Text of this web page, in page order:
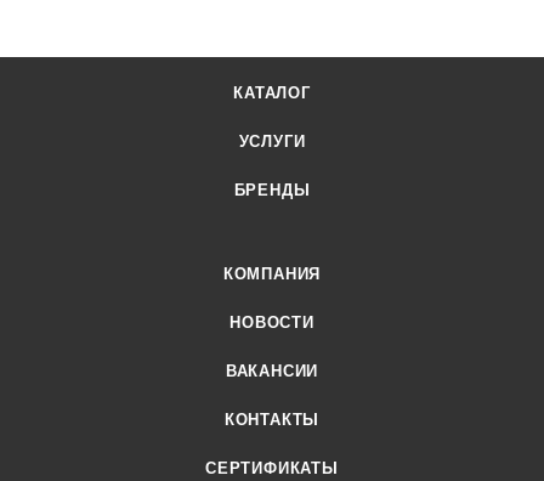
КАТАЛОГ
УСЛУГИ
БРЕНДЫ
КОМПАНИЯ
НОВОСТИ
ВАКАНСИИ
КОНТАКТЫ
СЕРТИФИКАТЫ